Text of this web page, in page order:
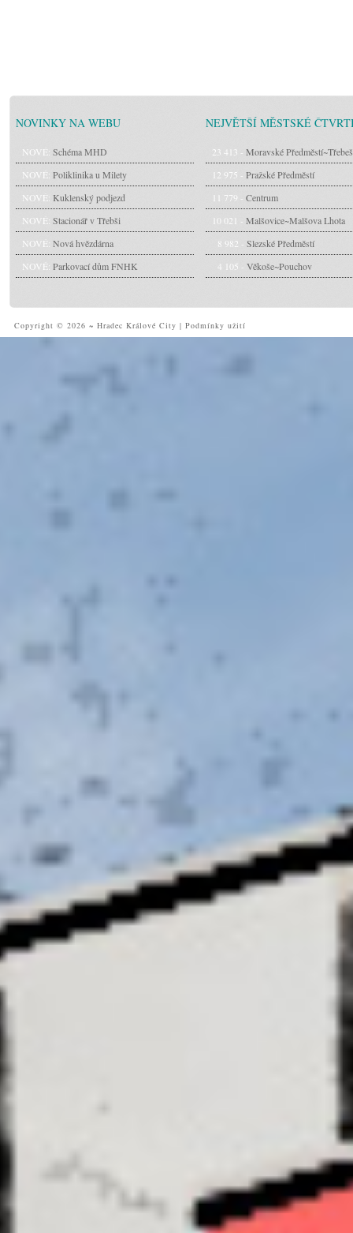
NOVINKY NA WEBU
NOVÉ: Schéma MHD
NOVÉ: Poliklinika u Milety
NOVÉ: Kuklenský podjezd
NOVÉ: Stacionář v Třebši
NOVÉ: Nová hvězdárna
NOVÉ: Parkovací dům FNHK
NEJVĚTŠÍ MĚSTSKÉ
23 413 - Moravské Předměstí~Třebeš
12 975 - Pražské Předměstí
11 779 - Centrum
10 021 - Malšovice~Malšova Lhota
8 982 - Slezské Předměstí
4 105 - Věkoše~Pouchov
Copyright © 2026 ~ Hradec Králové City | Podmínky užití